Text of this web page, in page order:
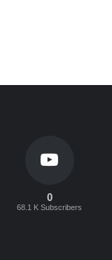
0
68.1 K Subscribers